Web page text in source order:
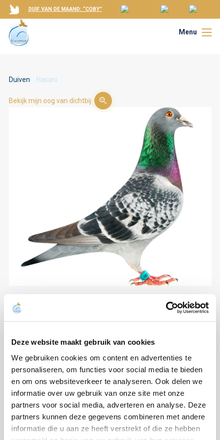
Deze website maakt gebruik van cookies
We gebruiken cookies om content en advertenties te
personaliseren, om functies voor social media te bieden
en om ons websiteverkeer te analyseren. Ook delen we
informatie over uw gebruik van onze site met onze
partners voor social media, adverteren en analyse. Deze
partners kunnen deze gegevens combineren met andere
informatie die u aan ze heeft verstrekt of die ze hebben
DUIF VAN DE MAAND: “COBY”
Menu
Duiven Hasani
Bekijk mijn oog van dichtbij